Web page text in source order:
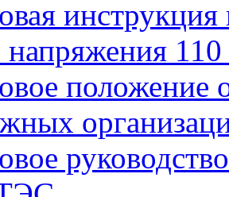
напряжения
положение